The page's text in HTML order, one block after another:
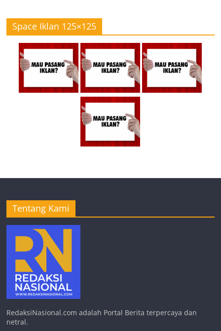
Space Iklan 125×125
Tentang Kami
RedaksiNasional.com adalah Portal Berita terpercaya dan
netral.